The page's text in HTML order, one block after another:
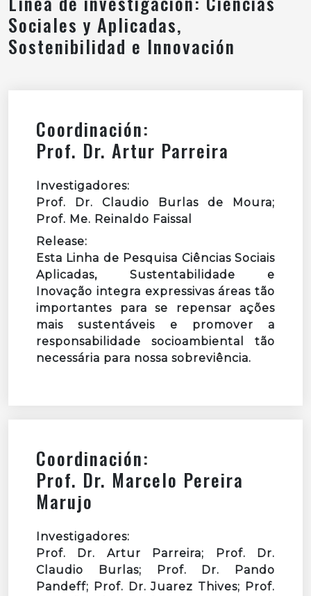
Sociales y Aplicadas,
Sostenibilidad e Innovación
Coordinación:
Prof. Dr. Artur Parreira
Investigadores:
Prof. Dr. Claudio Burlas de Moura;
Prof. Me. Reinaldo Faissal
Release:
Esta Linha de Pesquisa Ciências Sociais
Aplicadas, Sustentabilidade e
Inovação integra expressivas áreas tão
importantes para se repensar ações
mais sustentáveis e promover a
responsabilidade socioambiental tão
necessária para nossa sobreviência.
Coordinación:
Prof. Dr. Marcelo Pereira
Marujo
Investigadores:
Prof. Dr. Artur Parreira; Prof. Dr.
Claudio Burlas; Prof. Dr. Pando
Pandeff; Prof. Dr. Juarez Thives; Prof.